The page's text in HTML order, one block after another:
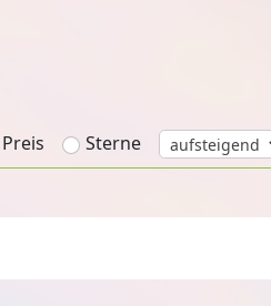
Preis Sterne